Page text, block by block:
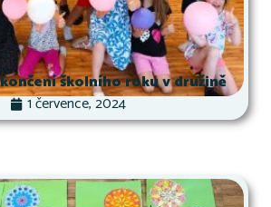
školního roku v družině
1 července, 2024